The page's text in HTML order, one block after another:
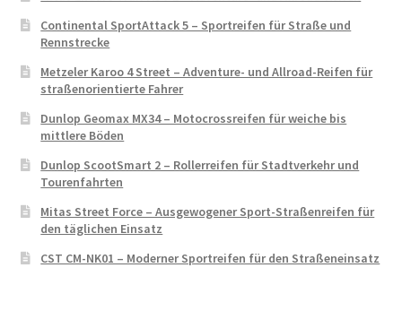
Continental SportAttack 5 – Sportreifen für Straße und
Rennstrecke
Metzeler Karoo 4 Street – Adventure- und Allroad-Reifen für
straßenorientierte Fahrer
Dunlop Geomax MX34 – Motocrossreifen für weiche bis
mittlere Böden
Dunlop ScootSmart 2 – Rollerreifen für Stadtverkehr und
Tourenfahrten
Mitas Street Force – Ausgewogener Sport-Straßenreifen für
den täglichen Einsatz
CST CM-NK01 – Moderner Sportreifen für den Straßeneinsatz